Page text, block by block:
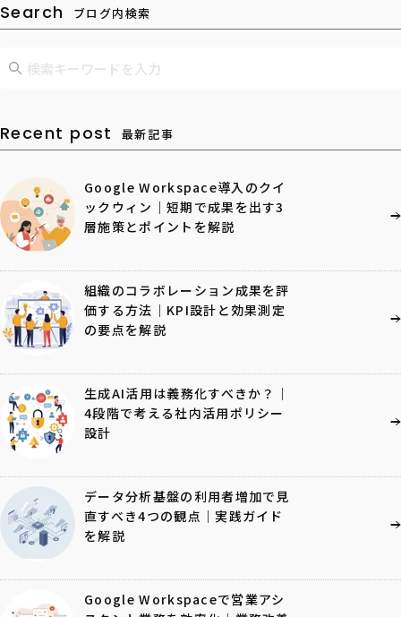
Search ブログ内検索
Recent post 最新記事
Google Workspace導入のクイ
ックウィン｜短期で成果を出す3
層施策とポイントを解説
組織のコラボレーション成果を評
価する方法｜KPI設計と効果測定
の要点を解説
生成AI活用は義務化すべきか？｜
4段階で考える社内活用ポリシー
設計
データ分析基盤の利用者増加で見
直すべき4つの観点｜実践ガイド
を解説
Google Workspaceで営業アシ